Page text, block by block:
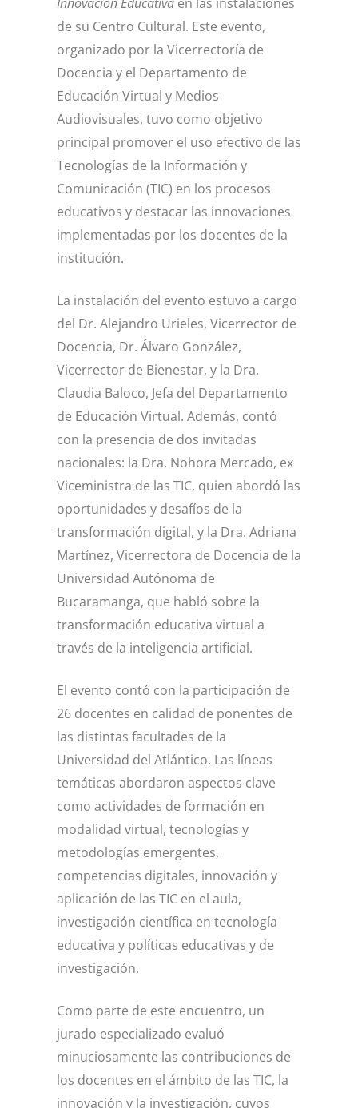
de su Centro Cultural. Este evento,
organizado por la Vicerrectoría de
Docencia y el Departamento de
Educación Virtual y Medios
Audiovisuales, tuvo como objetivo
principal promover el uso efectivo de las
Tecnologías de la Información y
Comunicación (TIC) en los procesos
educativos y destacar las innovaciones
implementadas por los docentes de la
institución.
La instalación del evento estuvo a cargo
del Dr. Alejandro Urieles, Vicerrector de
Docencia, Dr. Álvaro González,
Vicerrector de Bienestar, y la Dra.
Claudia Baloco, Jefa del Departamento
de Educación Virtual. Además, contó
con la presencia de dos invitadas
nacionales: la Dra. Nohora Mercado, ex
Viceministra de las TIC, quien abordó las
oportunidades y desafíos de la
transformación digital, y la Dra. Adriana
Martínez, Vicerrectora de Docencia de la
Universidad Autónoma de
Bucaramanga, que habló sobre la
transformación educativa virtual a
través de la inteligencia artificial.
El evento contó con la participación de
26 docentes en calidad de ponentes de
las distintas facultades de la
Universidad del Atlántico. Las líneas
temáticas abordaron aspectos clave
como actividades de formación en
modalidad virtual, tecnologías y
metodologías emergentes,
competencias digitales, innovación y
aplicación de las TIC en el aula,
investigación científica en tecnología
educativa y políticas educativas y de
investigación.
Como parte de este encuentro, un
jurado especializado evaluó
minuciosamente las contribuciones de
los docentes en el ámbito de las TIC, la
innovación y la investigación, cuyos